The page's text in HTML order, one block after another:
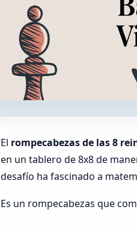
El rompecabezas de las 8
en un tablero de 8x8 de
desafío ha fascinado a
Es un rompecabezas que